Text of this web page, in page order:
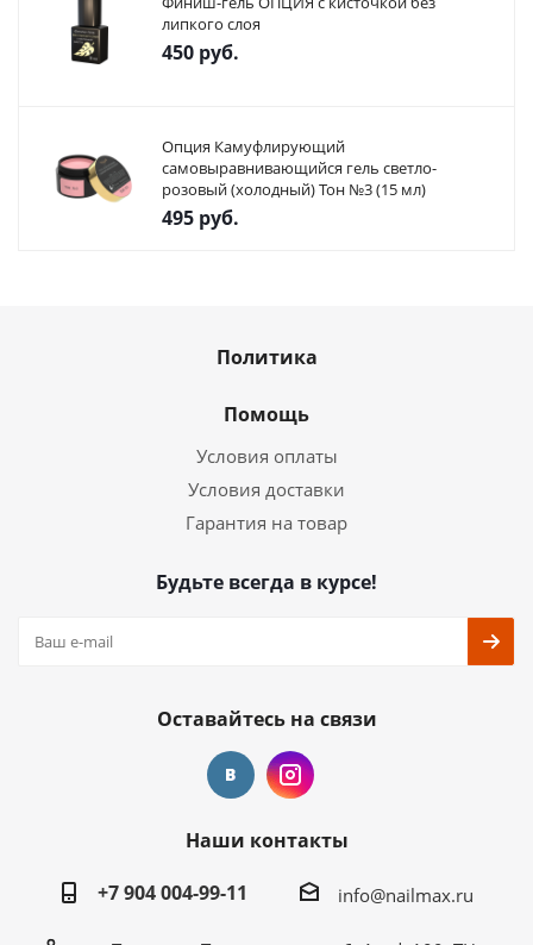
липкого слоя
450 руб.
Опция Камуфлирующий
самовыравнивающийся гель светло-
розовый (холодный) Тон №3 (15 мл)
495 руб.
Политика
Помощь
Условия оплаты
Условия доставки
Гарантия на товар
Будьте всегда в курсе!
Оставайтесь на связи
Наши контакты
+7 904 004-99-11
info@nailmax.ru